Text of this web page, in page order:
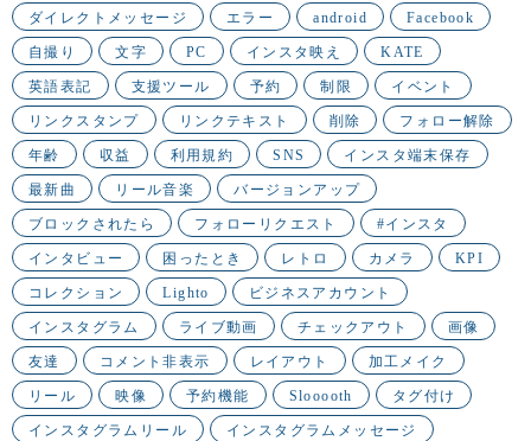
ダイレクトメッセージ エラー android Facebook
自撮り 文字 PC インスタ映え KATE
英語表記 支援ツール 予約 制限 イベント
リンクスタンプ リンクテキスト 削除 フォロー解除
年齢 収益 利用規約 SNS インスタ端末保存
最新曲 リール音楽 バージョンアップ
ブロックされたら フォローリクエスト #インスタ
インタビュー 困ったとき レトロ カメラ KPI
コレクション Lighto ビジネスアカウント
インスタグラム ライブ動画 チェックアウト 画像
友達 コメント非表示 レイアウト 加工メイク
リール 映像 予約機能 Slooooth タグ付け
インスタグラムリール インスタグラムメッセージ